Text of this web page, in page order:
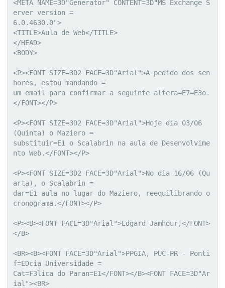
<META NAME=3D"Generator" CONTENT=3D"MS Exchange S
erver version =
6.0.4630.0">
<TITLE>Aula de Web</TITLE>
</HEAD>
<BODY>
<P><FONT SIZE=3D2 FACE=3D"Arial">A pedido dos sen
hores, estou mandando =
um email para confirmar a seguinte altera=E7=E3o.
</FONT></P>
<P><FONT SIZE=3D2 FACE=3D"Arial">Hoje dia 03/06
(Quinta) o Maziero =
substituir=E1 o Scalabrin na aula de Desenvolvime
nto Web.</FONT></P>
<P><FONT SIZE=3D2 FACE=3D"Arial">No dia 16/06 (Qu
arta), o Scalabrin =
dar=E1 aula no lugar do Maziero, reequilibrando o
cronograma.</FONT></P>
<P><B><FONT FACE=3D"Arial">Edgard Jamhour,</FONT>
</B>
<BR><B><FONT FACE=3D"Arial">PPGIA, PUC-PR - Ponti
f=EDcia Universidade =
Cat=F3lica do Paran=E1</FONT></B><FONT FACE=3D"Ar
ial"><BR>